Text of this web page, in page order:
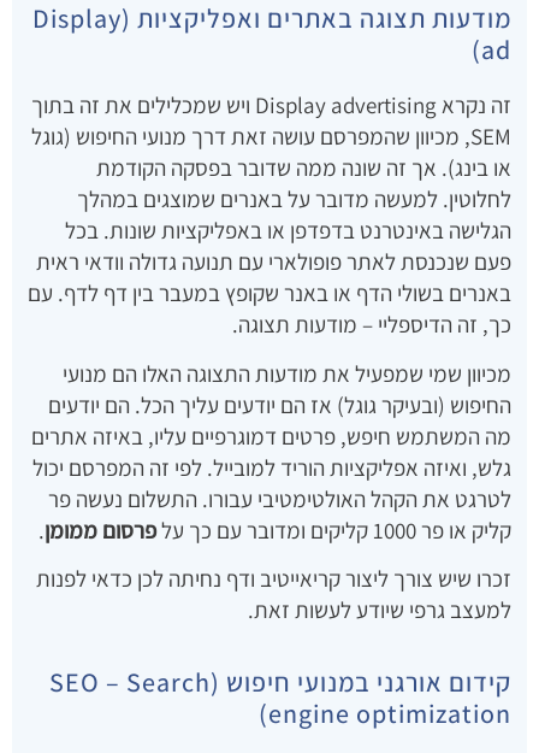
מודעות תצוגה באתרים ואפליקציות (Display
ad)
זה נקרא Display advertising ויש שמכלילים את זה בתוך
SEM, מכיוון שהמפרסם עושה זאת דרך מנועי החיפוש (גוגל
או בינג). אך זה שונה ממה שדובר בפסקה הקודמת
לחלוטין. למעשה מדובר על באנרים שמוצגים במהלך
הגלישה באינטרנט בדפדפן או באפליקציות שונות. בכל
פעם שנכנסת לאתר פופולארי עם תנועה גדולה וודאי ראית
באנרים בשולי הדף או באנר שקופץ במעבר בין דף לדף. עם
כך, זה הדיספליי – מודעות תצוגה.
מכיוון שמי שמפעיל את מודעות התצוגה האלו הם מנועי
החיפוש (ובעיקר גוגל) אז הם יודעים עליך הכל. הם יודעים
מה המשתמש חיפש, פרטים דמוגרפיים עליו, באיזה אתרים
גלש, ואיזה אפליקציות הוריד למובייל. לפי זה המפרסם יכול
לטרגט את הקהל האולטימטיבי עבורו. התשלום נעשה פר
קליק או פר 1000 קליקים ומדובר עם כך על
פרסום ממומן.
זכרו שיש צורך ליצור קריאייטיב ודף נחיתה לכן כדאי לפנות
למעצב גרפי שיודע לעשות זאת.
קידום אורגני במנועי חיפוש (SEO – Search
engine optimization)